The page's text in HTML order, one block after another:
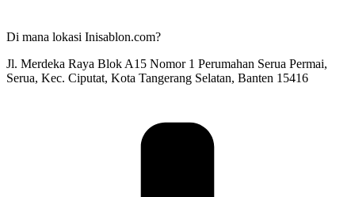
Di mana lokasi Inisablon.com?
Jl. Merdeka Raya Blok A15 Nomor 1 Perumahan Serua Permai,
Serua, Kec. Ciputat, Kota Tangerang Selatan, Banten 15416